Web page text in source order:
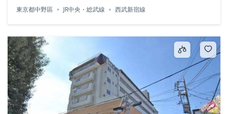
東京都中野區
JR中央・総武線 西武新宿線